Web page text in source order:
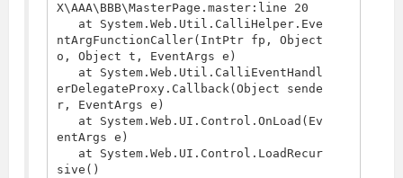
X\AAA\BBB\MasterPage.master:line 20
ntArgFunctionCaller(IntPtr fp, Object
o, Object t, EventArgs e)
erDelegateProxy.Callback(Object sende
r, EventArgs e)
entArgs e)
sive()